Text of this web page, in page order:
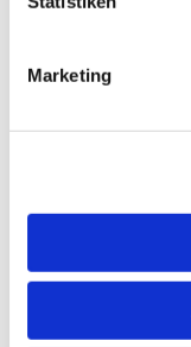
Marketing